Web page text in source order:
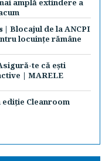
amplă extindere a
| Blocajul de la ANCPI
locuințe rămâne
te că ești
| MARELE
ediție Cleanroom